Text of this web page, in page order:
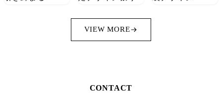
VIEW MORE
CONTACT